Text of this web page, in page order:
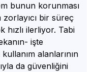
bunun korunması
zorlayıcı bir süreç
hızlı ilerliyor. Tabi
işte
alanlarının
da güvenliğini